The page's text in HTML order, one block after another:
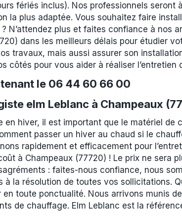
fériés inclus). Nos professionnels seront
la plus adaptée. Vous souhaitez faire
N’attendez plus et faites confiance à nos
dans les meilleurs délais pour étudier
travaux, mais aussi assurer son
côtés pour vous aider à réaliser
le 06 44 60 66 00
elm Leblanc à Champeaux
en hiver, il est important que le matériel
passer un hiver au chaud si le
rapidement et efficacement pour
à Champeaux (77720) ! Le prix ne sera
: faites-nous confiance, nous
à la résolution de toutes vos sollicitations.
en toute ponctualité. Nous arrivons munis
de chauffage. Elm Leblanc est la